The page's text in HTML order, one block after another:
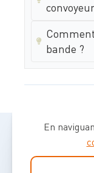
En
bande ?